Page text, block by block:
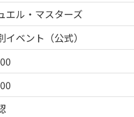
エル・マスターズ
イベント（公式）